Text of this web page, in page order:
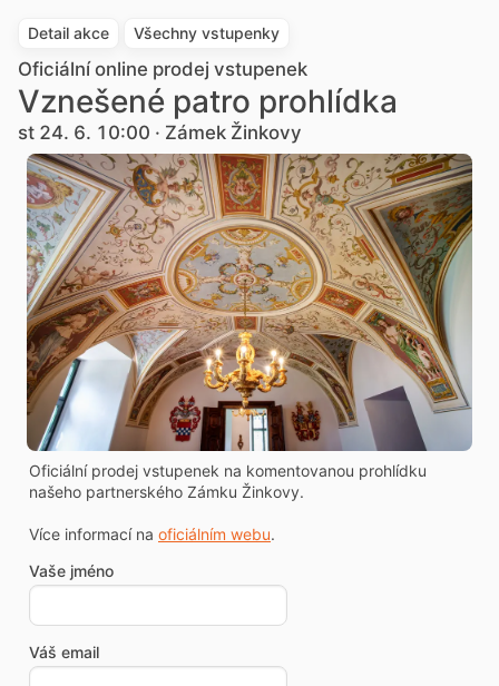
Detail akce Všechny vstupenky
Oficiální online prodej vstupenek
Vznešené patro prohlídka
st 24. 6. 10:00 · Zámek Žinkovy
Oficiální prodej vstupenek na komentovanou prohlídku
našeho partnerského Zámku Žinkovy.
Více informací na oficiálním webu.
Vaše jméno
Váš email